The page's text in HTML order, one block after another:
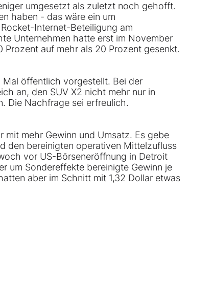
umgesetzt als zuletzt noch gehofft.
haben - das wäre ein um
Internet-Beteiligung am
Unternehmen hatte erst im November
auf mehr als 20 Prozent gesenkt.
Mal öffentlich vorgestellt. Bei der
an, den SUV X2 nicht mehr nur in
Die Nachfrage sei erfreulich.
mehr Gewinn und Umsatz. Es gebe
den bereinigten operativen Mittelzufluss
vor US-Börseneröffnung in Detroit
um Sondereffekte bereinigte Gewinn je
aber im Schnitt mit 1,32 Dollar etwas